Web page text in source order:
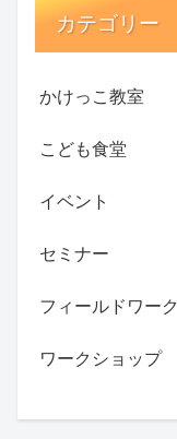
カテゴリー
かけっこ教室
こども食堂
イベント
セミナー
フィールドワーク
ワークショップ